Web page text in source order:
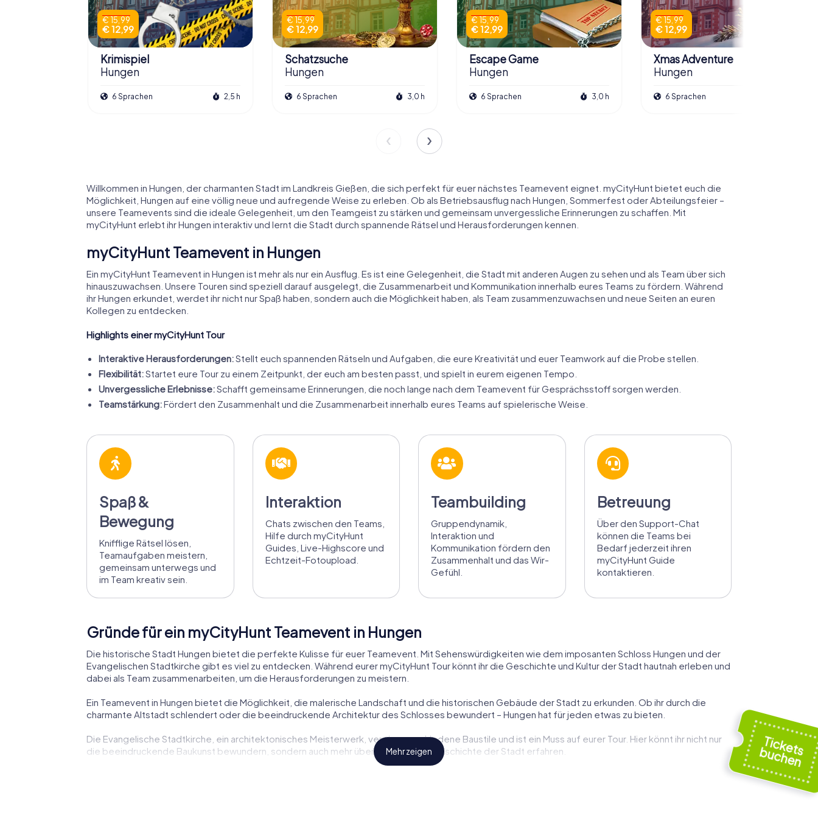
€ 15,99
€ 12,99
Krimispiel
Hungen
6 Sprachen 2,5 h
€ 15,99
€ 12,99
Schatzsuche
Hungen
6 Sprachen 3,0 h
€ 15,99
€ 12,99
Escape Game
Hungen
6 Sprachen 3,0 h
€ 15,99
€ 12,99
Xmas Adventure
Hungen
6 Sprachen
Willkommen in Hungen, der charmanten Stadt im Landkreis Gießen, die sich perfekt für euer nächstes Teamevent eignet. myCityHunt bietet euch die
Möglichkeit, Hungen auf eine völlig neue und aufregende Weise zu erleben. Ob als Betriebsausflug nach Hungen, Sommerfest oder Abteilungsfeier –
unsere Teamevents sind die ideale Gelegenheit, um den Teamgeist zu stärken und gemeinsam unvergessliche Erinnerungen zu schaffen. Mit
myCityHunt erlebt ihr Hungen interaktiv und lernt die Stadt durch spannende Rätsel und Herausforderungen kennen.
myCityHunt Teamevent in Hungen
Ein myCityHunt Teamevent in Hungen ist mehr als nur ein Ausflug. Es ist eine Gelegenheit, die Stadt mit anderen Augen zu sehen und als Team über sich
hinauszuwachsen. Unsere Touren sind speziell darauf ausgelegt, die Zusammenarbeit und Kommunikation innerhalb eures Teams zu fördern. Während
ihr Hungen erkundet, werdet ihr nicht nur Spaß haben, sondern auch die Möglichkeit haben, als Team zusammenzuwachsen und neue Seiten an euren
Kollegen zu entdecken.
Highlights einer myCityHunt Tour
Interaktive Herausforderungen:Stellt euch spannenden Rätseln und Aufgaben, die eure Kreativität und euer Teamwork auf die Probe stellen.
Flexibilität:Startet eure Tour zu einem Zeitpunkt, der euch am besten passt, und spielt in eurem eigenen Tempo.
Unvergessliche Erlebnisse:Schafft gemeinsame Erinnerungen, die noch lange nach dem Teamevent für Gesprächsstoff sorgen werden.
Teamstärkung:Fördert den Zusammenhalt und die Zusammenarbeit innerhalb eures Teams auf spielerische Weise.
Spaß &
Bewegung
Knifflige Rätsel lösen,
Teamaufgaben meistern,
gemeinsam unterwegs und
im Team kreativ sein.
Interaktion
Chats zwischen den Teams,
Hilfe durch myCityHunt
Guides, Live-Highscore und
Echtzeit-Fotoupload.
Teambuilding
Gruppendynamik,
Interaktion und
Kommunikation fördern den
Zusammenhalt und das Wir-
Gefühl.
Betreuung
Über den Support-Chat
können die Teams bei
Bedarf jederzeit ihren
myCityHunt Guide
kontaktieren.
Gründe für ein myCityHunt Teamevent in Hungen
Die historische Stadt Hungen bietet die perfekte Kulisse für euer Teamevent. Mit Sehenswürdigkeiten wie dem imposanten Schloss Hungen und der
Evangelischen Stadtkirche gibt es viel zu entdecken. Während eurer myCityHunt Tour könnt ihr die Geschichte und Kultur der Stadt hautnah erleben und
dabei als Team zusammenarbeiten, um die Herausforderungen zu meistern.
Ein Teamevent in Hungen bietet die Möglichkeit, die malerische Landschaft und die historischen Gebäude der Stadt zu erkunden. Ob ihr durch die
charmante Altstadt schlendert oder die beeindruckende Architektur des Schlosses bewundert – Hungen hat für jeden etwas zu bieten.
Die Evangelische Stadtkirche, ein architektonisches Meisterwerk, vereint verschiedene Baustile und ist ein Muss auf eurer Tour. Hier könnt ihr nicht nur
die beeindruckende Baukunst bewundern, sondern auch mehr über die religiöse Geschichte der Stadt erfahren.
Mehr zeigen